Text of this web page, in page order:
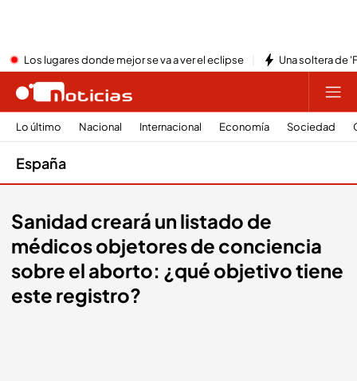
Los lugares donde mejor se va a ver el eclipse Una soltera de
Lo último Nacional Internacional Economía Sociedad
España
Sanidad creará un listado de
médicos objetores de conciencia
sobre el aborto: ¿qué objetivo tiene
este registro?